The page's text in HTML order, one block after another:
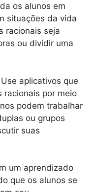
os alunos em
situações da vida
racionais seja
ou dividir uma
aplicativos que
racionais por meio
podem trabalhar
ou grupos
suas
um aprendizado
que os alunos se